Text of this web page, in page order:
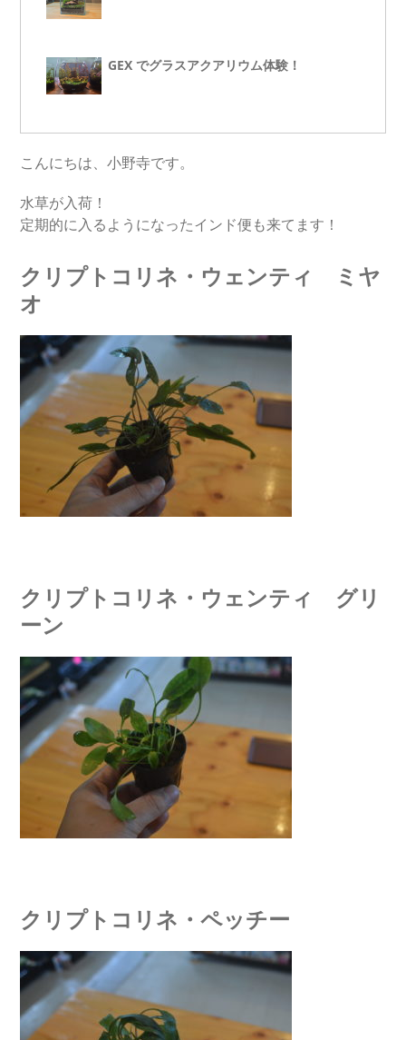
GEX でグラスアクアリウム体験！
こんにちは、小野寺です。
水草が入荷！
定期的に入るようになったインド便も来てます！
クリプトコリネ・ウェンティ ミヤ
オ
クリプトコリネ・ウェンティ グリ
ーン
クリプトコリネ・ペッチー